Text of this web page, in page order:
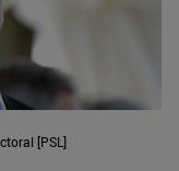
[PSL]